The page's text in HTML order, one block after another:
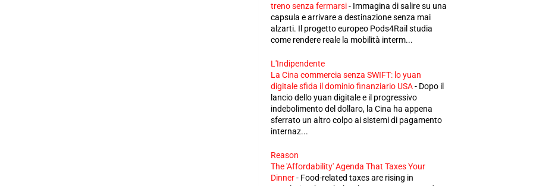
treno senza fermarsi- Immagina di salire su una
capsula e arrivare a destinazione senza mai
alzarti. Il progetto europeo Pods4Rail studia
come rendere reale la mobilità interm...
L'Indipendente
La Cina commercia senza SWIFT: lo yuan
digitale sfida il dominio finanziario USA- Dopo il
lancio dello yuan digitale e il progressivo
indebolimento del dollaro, la Cina ha appena
sferrato un altro colpo ai sistemi di pagamento
internaz...
Reason
The 'Affordability' Agenda That Taxes Your
Dinner- Food-related taxes are rising in